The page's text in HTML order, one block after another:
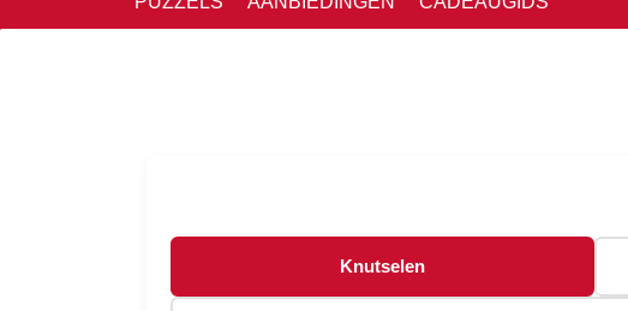
Knutselen